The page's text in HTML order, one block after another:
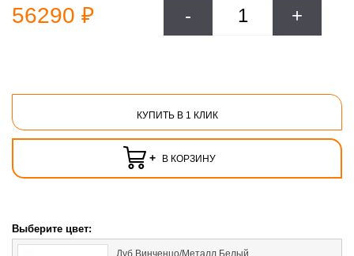
56290 ₽ - +
КУПИТЬ В 1 КЛИК
+ В КОРЗИНУ
Выберите цвет:
Дуб Винченцо/Металл Белый